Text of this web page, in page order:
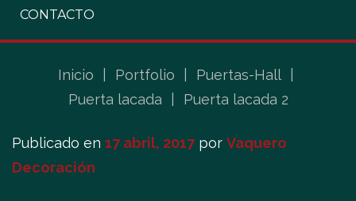
CONTACTO
Inicio Portfolio Puertas-Hall
Puerta lacada
Puerta lacada 2
Publicado en 17 abril, 2017por Vaquero
Decoración